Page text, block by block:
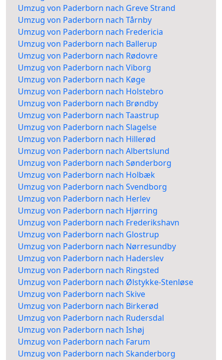
Umzug von Paderborn nach Greve Strand
Umzug von Paderborn nach Tårnby
Umzug von Paderborn nach Fredericia
Umzug von Paderborn nach Ballerup
Umzug von Paderborn nach Rødovre
Umzug von Paderborn nach Viborg
Umzug von Paderborn nach Køge
Umzug von Paderborn nach Holstebro
Umzug von Paderborn nach Brøndby
Umzug von Paderborn nach Taastrup
Umzug von Paderborn nach Slagelse
Umzug von Paderborn nach Hillerød
Umzug von Paderborn nach Albertslund
Umzug von Paderborn nach Sønderborg
Umzug von Paderborn nach Holbæk
Umzug von Paderborn nach Svendborg
Umzug von Paderborn nach Herlev
Umzug von Paderborn nach Hjørring
Umzug von Paderborn nach Frederikshavn
Umzug von Paderborn nach Glostrup
Umzug von Paderborn nach Nørresundby
Umzug von Paderborn nach Haderslev
Umzug von Paderborn nach Ringsted
Umzug von Paderborn nach Ølstykke-Stenløse
Umzug von Paderborn nach Skive
Umzug von Paderborn nach Birkerød
Umzug von Paderborn nach Rudersdal
Umzug von Paderborn nach Ishøj
Umzug von Paderborn nach Farum
Umzug von Paderborn nach Skanderborg